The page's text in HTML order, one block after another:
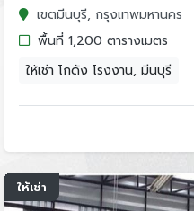
เขตมีนบุรี, กรุงเทพมหานคร
พื้นที่ 1,200 ตารางเมตร
ให้เช่า โกดัง โรงงาน, มีนบุรี
ให้เช่า